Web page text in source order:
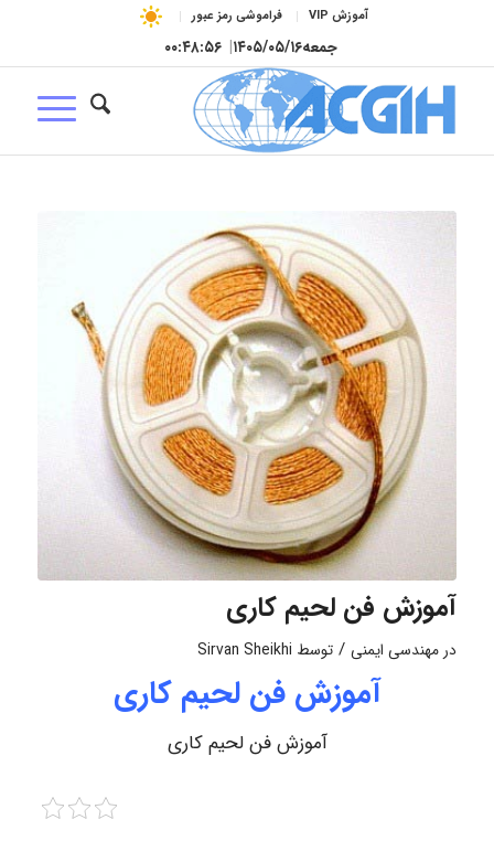
آموزش VIP فراموشی رمز عبور
جمعه۱۴۰۵/۰۵/۱۶| ۰۰:۴۸:۵۷
آموزش فن لحیم‌ کاری
در مهندسی ایمنی / توسط Sirvan Sheikhi
آموزش فن لحیم‌ کاری
آموزش فن لحیم‌ کاری